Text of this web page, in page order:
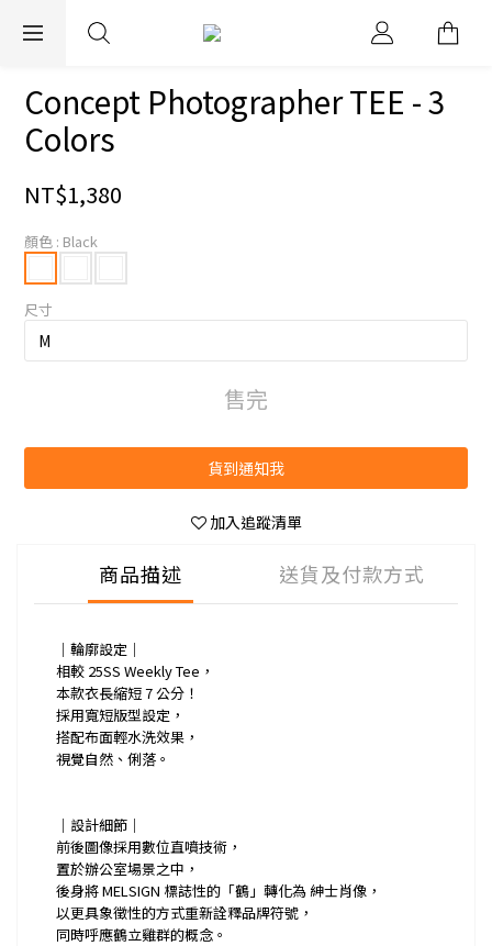
EXPRESS WORLDWIDE SHIPPING
Concept Photographer TEE - 3
Colors
NT$1,380
顏色 : Black
尺寸
售完
貨到通知我
加入追蹤清單
商品描述 送貨及付款方式
｜輪廓設定｜
相較 25SS Weekly Tee，
本款衣長縮短 7 公分！
採用寬短版型設定，
搭配布面輕水洗效果，
視覺自然、俐落。
｜設計細節｜
前後圖像採用數位直噴技術，
置於辦公室場景之中，
後身將 MELSIGN 標誌性的「鶴」轉化為 紳士肖像，
以更具象徵性的方式重新詮釋品牌符號，
同時呼應鶴立雞群的概念。